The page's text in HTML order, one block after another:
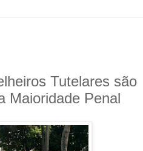
Tutelares são
Maioridade Penal